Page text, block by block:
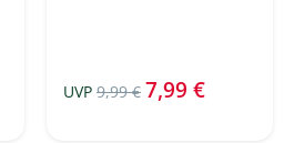
UVP 9,99 € 7,99 €